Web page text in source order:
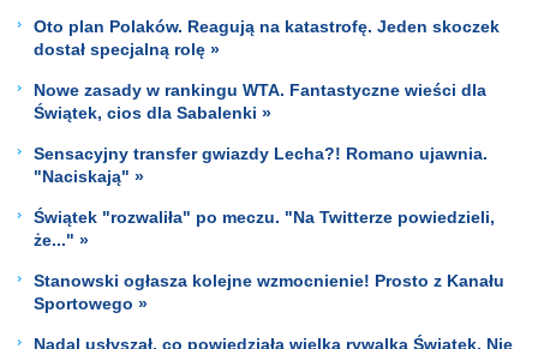
Oto plan Polaków. Reagują na katastrofę. Jeden skoczek
dostał specjalną rolę »
Nowe zasady w rankingu WTA. Fantastyczne wieści dla
Świątek, cios dla Sabalenki »
Sensacyjny transfer gwiazdy Lecha?! Romano ujawnia.
"Naciskają" »
Świątek "rozwaliła" po meczu. "Na Twitterze powiedzieli,
że..." »
Stanowski ogłasza kolejne wzmocnienie! Prosto z Kanału
Sportowego »
Nadal usłyszał, co powiedziała wielka rywalka Świątek. Nie